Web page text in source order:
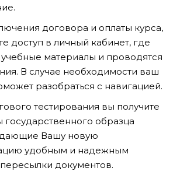
договора и оплаты курса,
доступ в личный кабинет, где
учебные материалы и проводятся
В случае необходимости ваш
разобраться с навигацией.
тестирования вы получите
государственного образца
Вашу новую
удобным и надежным
документов.